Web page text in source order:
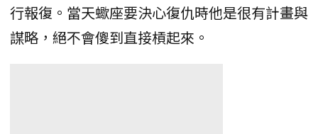
行報復。當天蠍座要決心復仇時他是很有計畫與
謀略，絕不會傻到直接槓起來。